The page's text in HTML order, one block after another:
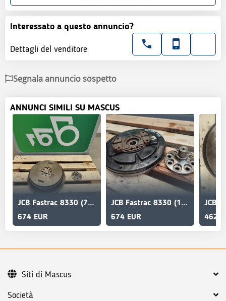
Interessato a questo annuncio?
Dettagli del venditore
Segnala annuncio sospetto
ANNUNCI SIMILI SU MASCUS
JCB Fastrac 8330 (73973) flywheel
674 EUR
JCB Fastrac 8330 (15600431601) damper
674 EUR
462
Società
Siti di Mascus